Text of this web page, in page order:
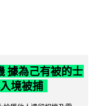
據為己有被的士
境被捕